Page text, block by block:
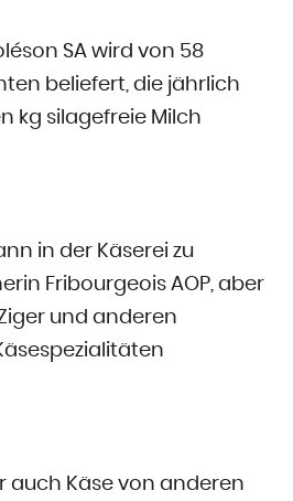
SA wird von 58
beliefert, die jährlich
kg silagefreie Milch
in der Käserei zu
Fribourgeois AOP, aber
und anderen
auch Käse von anderen